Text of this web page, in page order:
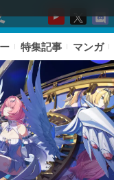
特集記事 マンガ